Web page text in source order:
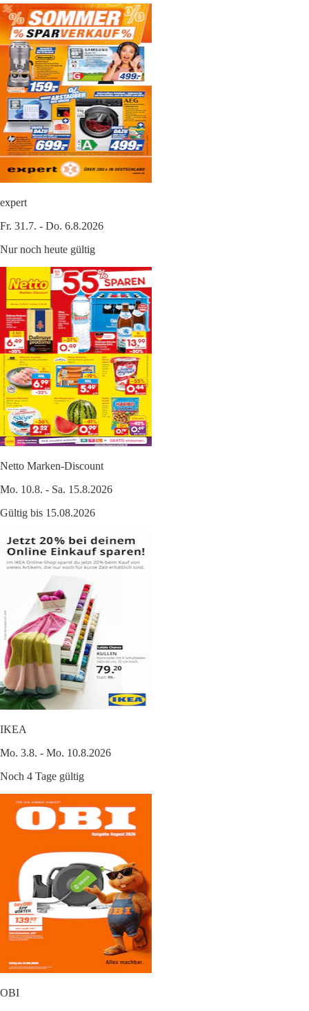
expert
Fr. 31.7. - Do. 6.8.2026
Nur noch heute gültig
Netto Marken-Discount
Mo. 10.8. - Sa. 15.8.2026
Gültig bis 15.08.2026
IKEA
Mo. 3.8. - Mo. 10.8.2026
Noch 4 Tage gültig
OBI